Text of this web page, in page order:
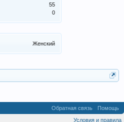
55
0
Женский
Обратная связь
Помощь
Условия и правила